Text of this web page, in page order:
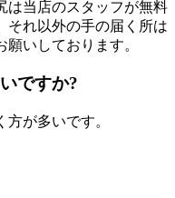
は当店のスタッフが無料
それ以外の手の届く所は
いしております。
ですか?
が多いです。